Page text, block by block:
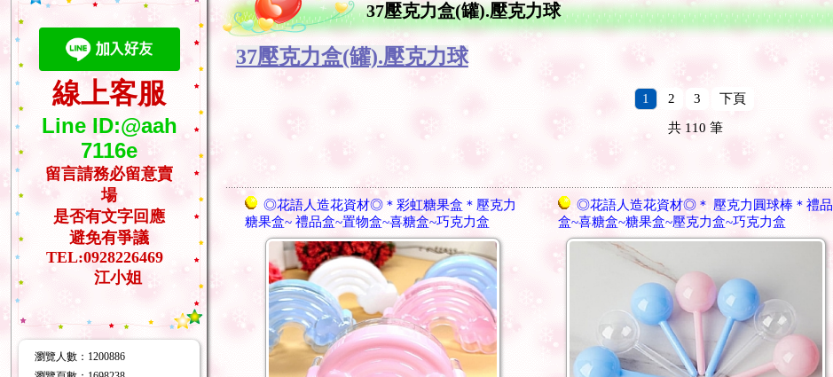
線上客服
Line ID:@aah
7116e
留言請務必留意賣
場
是否有文字回應
避免有爭議
TEL:0928226469
江小姐
瀏覽人數 ： 1200886
37壓克力盒(罐).壓克力球
37壓克力盒(罐).壓克力球
1 2 3 下頁
共 110筆
◎花語人造花資材◎＊彩虹糖果盒＊壓克力
糖果盒~ 禮品盒~置物盒~喜糖盒~巧克力盒
◎花語人造花資材◎＊ 壓克力圓球棒＊禮品
盒~喜糖盒~糖果盒~壓克力盒~巧克力盒